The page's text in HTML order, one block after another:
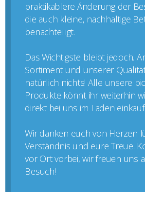
praktikablere Änderung der
die auch kleine, nachhaltige
benachteiligt.
Das Wichtigste bleibt jedoch.
Sortiment und unserer
natürlich nichts! Alle unsere
Produkte könnt ihr weiterhin
direkt bei uns im Laden
Wir danken euch von Herzen
Verständnis und eure Treue.
vor Ort vorbei, wir freuen uns
Besuch!